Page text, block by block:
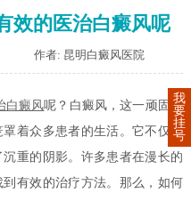
效的医治白癜风呢
作者: 昆明白癜风医院
白癜风呢？白癜风，这一顽固的
着众多患者的生活。它不仅改
重的阴影。许多患者在漫长的
有效的治疗方法。那么，如何
我
要
挂
号